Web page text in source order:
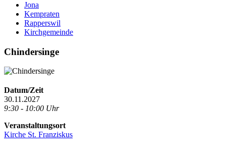
Jona
Kempraten
Rapperswil
Kirchgemeinde
Chindersinge
Datum/Zeit
30.11.2027
9:30 - 10:00 Uhr
Veranstaltungsort
Kirche St. Franziskus